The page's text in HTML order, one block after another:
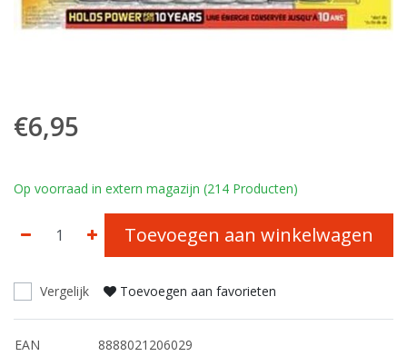
€6,95
Op voorraad in extern magazijn (214 Producten)
Toevoegen aan winkelwagen
Vergelijk Toevoegen aan favorieten
EAN 8888021206029